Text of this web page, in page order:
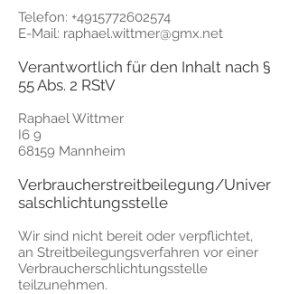
Telefon: +4915772602574
E-Mail: raphael.wittmer@gmx.net
Verantwortlich für den Inhalt nach §
55 Abs. 2 RStV
Raphael Wittmer
I6 9
68159 Mannheim
Verbraucherstreitbeilegung/Univer
salschlichtungsstelle
Wir sind nicht bereit oder verpflichtet,
an Streitbeilegungsverfahren vor einer
Verbraucherschlichtungsstelle
teilzunehmen.